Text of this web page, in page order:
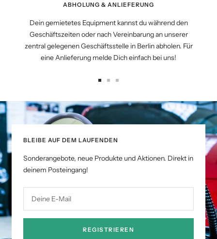
ABHOLUNG & ANLIEFERUNG
Dein gemietetes Equipment kannst du während den
Geschäftszeiten oder nach Vereinbarung an unserer
zentral gelegenen Geschäftsstelle in Berlin abholen. Für
eine Anlieferung melde Dich einfach bei uns!
1
2
BLEIBE AUF DEM LAUFENDEN
Sonderangebote, neue Produkte und Aktionen. Direkt in
deinem Posteingang!
Deine E-Mail
REGISTRIEREN